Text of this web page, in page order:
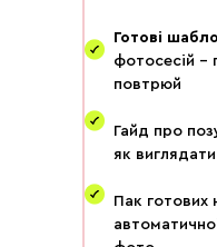
Готові
фотосесій -
повтрюй
Гайд про
як
Пак готових